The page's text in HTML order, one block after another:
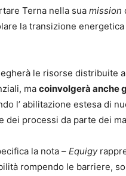
Terna nella sua mission
la transizione
le risorse distribuite
ma coinvolgerà anche
l’ abilitazione estesa di
dei processi da parte dei
la nota – Equigy
rompendo le barriere,